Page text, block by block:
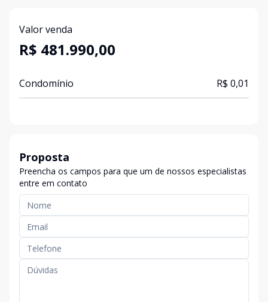
Valor venda
R$ 481.990,00
Condomínio R$ 0,01
Proposta
Preencha os campos para que um de nossos especialistas
entre em contato